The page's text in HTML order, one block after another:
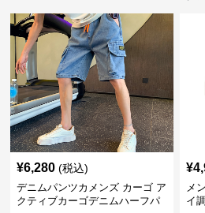
¥6,280 (税込)
デニムパンツカメンズ カーゴ ア
クティブカーゴデニムハーフパ
¥
メ
イ